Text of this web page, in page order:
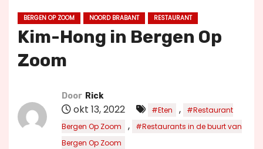
BERGEN OP ZOOM NOORD BRABANT RESTAURANT
Kim-Hong in Bergen Op
Zoom
Door Rick
okt 13, 2022 #Eten ,
#Restaurant
Bergen Op Zoom
,
#Restaurants in de buurt van
Bergen Op Zoom